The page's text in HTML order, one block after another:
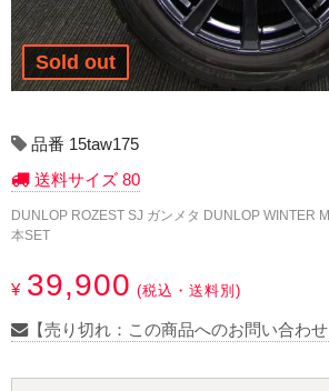
20インチ：冬タイヤホイール
夏タイヤホイール
12インチ：夏タイヤホイール
13インチ：夏タイヤホイール
14インチ：夏タイヤホイール
15インチ：夏タイヤホイール
Sold out
品番 15taw175
送料サイズ 80
DUNLOP ROZEST SJ ガンメタ DUNLOP WINTER
本SET
¥ 39,900 (税込・送料別)
【売り切れ：この商品へのお問い合わせ